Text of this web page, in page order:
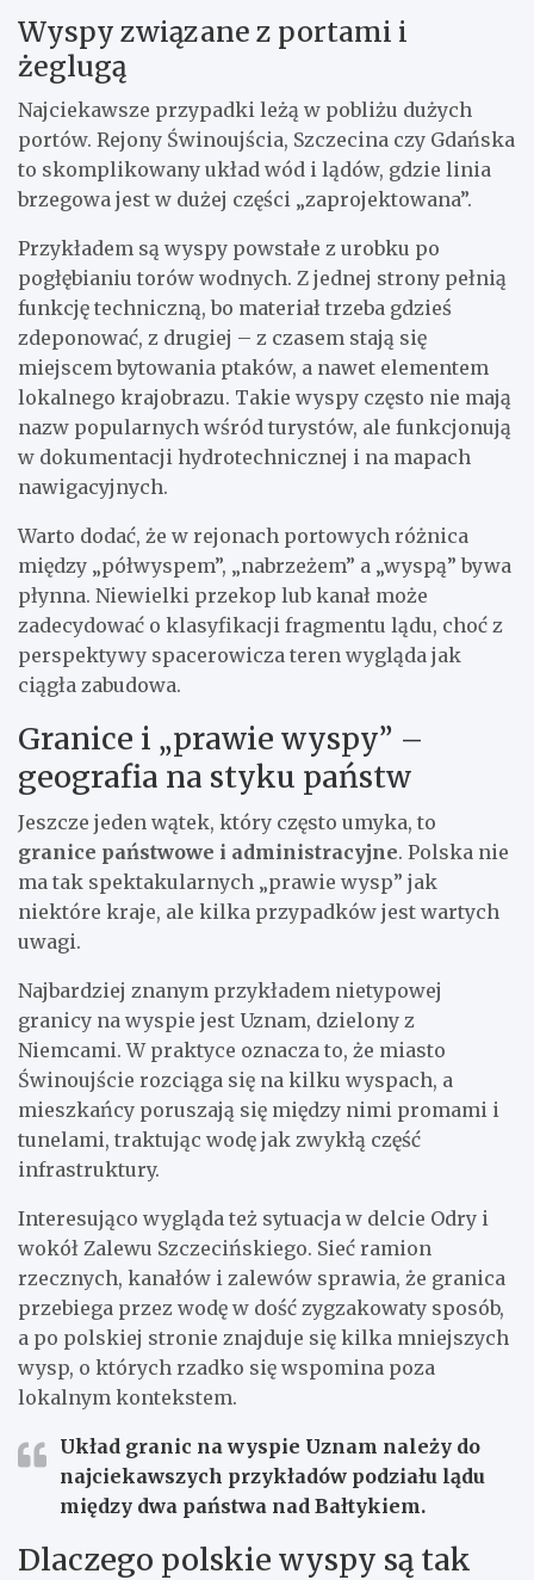
Wyspy związane z portami i
żeglugą
Najciekawsze przypadki leżą w pobliżu dużych
portów. Rejony Świnoujścia, Szczecina czy Gdańska
to skomplikowany układ wód i lądów, gdzie linia
brzegowa jest w dużej części „zaprojektowana”.
Przykładem są wyspy powstałe z urobku po
pogłębianiu torów wodnych. Z jednej strony pełnią
funkcję techniczną, bo materiał trzeba gdzieś
zdeponować, z drugiej – z czasem stają się
miejscem bytowania ptaków, a nawet elementem
lokalnego krajobrazu. Takie wyspy często nie mają
nazw popularnych wśród turystów, ale funkcjonują
w dokumentacji hydrotechnicznej i na mapach
nawigacyjnych.
Warto dodać, że w rejonach portowych różnica
między „półwyspem”, „nabrzeżem” a „wyspą” bywa
płynna. Niewielki przekop lub kanał może
zadecydować o klasyfikacji fragmentu lądu, choć z
perspektywy spacerowicza teren wygląda jak
ciągła zabudowa.
Granice i „prawie wyspy” –
geografia na styku państw
Jeszcze jeden wątek, który często umyka, to
granice państwowe i administracyjne. Polska nie
ma tak spektakularnych „prawie wysp” jak
niektóre kraje, ale kilka przypadków jest wartych
uwagi.
Najbardziej znanym przykładem nietypowej
granicy na wyspie jest Uznam, dzielony z
Niemcami. W praktyce oznacza to, że miasto
Świnoujście rozciąga się na kilku wyspach, a
mieszkańcy poruszają się między nimi promami i
tunelami, traktując wodę jak zwykłą część
infrastruktury.
Interesująco wygląda też sytuacja w delcie Odry i
wokół Zalewu Szczecińskiego. Sieć ramion
rzecznych, kanałów i zalewów sprawia, że granica
przebiega przez wodę w dość zygzakowaty sposób,
a po polskiej stronie znajduje się kilka mniejszych
wysp, o których rzadko się wspomina poza
lokalnym kontekstem.
Układ granic na wyspie Uznam należy do
najciekawszych przykładów podziału lądu
między dwa państwa nad Bałtykiem.
Dlaczego polskie wyspy są tak